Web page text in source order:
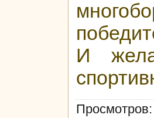
И
Просмотров